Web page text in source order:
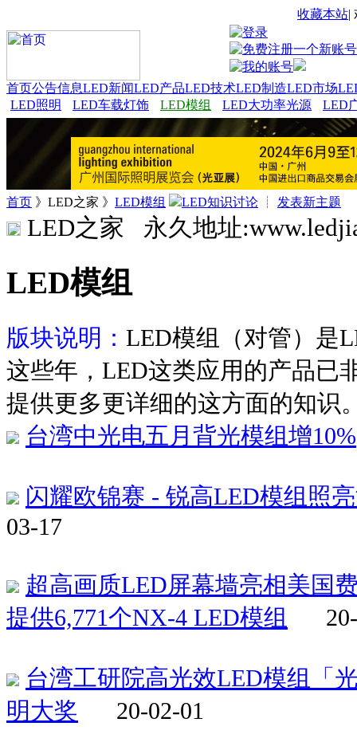
收藏本站|
首页公告信息LED新闻LED产品LED技术LED制造LED市场
LED照明
LED车载灯饰 LED模组 LED大功率光源 LED
首页 》LED之家 》 LED模组 LED知识讨论 ┊ 发表新主题
LED之家 永久地址:
LED模组
版块说明： LED模组（对管）是
这些年，LED这类应用的产品已
提供更多更详细的这方面的知识
台湾中光电五月背光模组增10%
闪耀欧锦赛 - 锐高LED模组照
03-17
超高画质LED屏幕墙亮相美国
提供6,771个NX-4 LED模组
台湾工研院高光效LED模组「
明大奖
20-02-01